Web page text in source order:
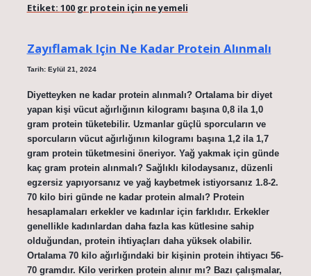
Etiket: 100 gr protein için ne yemeli
Zayıflamak Için Ne Kadar Protein Alınmalı
Tarih: Eylül 21, 2024
Diyetteyken ne kadar protein alınmalı? Ortalama bir diyet
yapan kişi vücut ağırlığının kilogramı başına 0,8 ila 1,0
gram protein tüketebilir. Uzmanlar güçlü sporcuların ve
sporcuların vücut ağırlığının kilogramı başına 1,2 ila 1,7
gram protein tüketmesini öneriyor. Yağ yakmak için günde
kaç gram protein alınmalı? Sağlıklı kilodaysanız, düzenli
egzersiz yapıyorsanız ve yağ kaybetmek istiyorsanız 1.8-2.
70 kilo biri günde ne kadar protein almalı? Protein
hesaplamaları erkekler ve kadınlar için farklıdır. Erkekler
genellikle kadınlardan daha fazla kas kütlesine sahip
olduğundan, protein ihtiyaçları daha yüksek olabilir.
Ortalama 70 kilo ağırlığındaki bir kişinin protein ihtiyacı 56-
70 gramdır. Kilo verirken protein alınır mı? Bazı çalışmalar,